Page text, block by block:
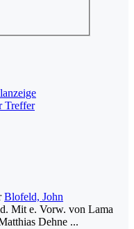
Treffer
Blofeld, John
Mit e. Vorw. von Lama
Dehne ...